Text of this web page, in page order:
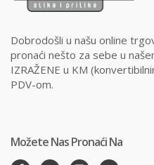
Dobrodošli u našu online
pronaći nešto za sebe u
IZRAŽENE u KM
PDV-om.
Možete Nas Pronaći Na